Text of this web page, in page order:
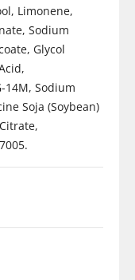
Limonene,
Sodium
Glycol
14M, Sodium
Soja (Soybean)